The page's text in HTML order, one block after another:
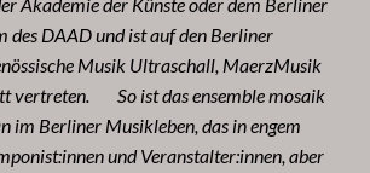
Akademie der Künste oder dem Berliner
des DAAD und ist auf den Berliner
Musik Ultraschall, MaerzMusik
vertreten. So ist das ensemble mosaik
im Berliner Musikleben, das in engem
und Veranstalter:innen, aber